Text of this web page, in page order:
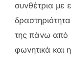
συνθέτρια με
της πάνω από
φωνητικά και